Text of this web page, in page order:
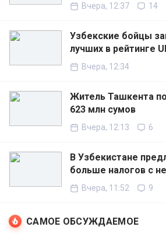
Вчера, 12:37 14
Узбекские бойцы
лучших в рейтинге
Вчера, 12:34
Житель Ташкента
623 млн сумов
Вчера, 12:13 6
В Узбекистане
больше налогов с
Вчера, 11:52 9
САМОЕ ОБСУЖДАЕМОЕ